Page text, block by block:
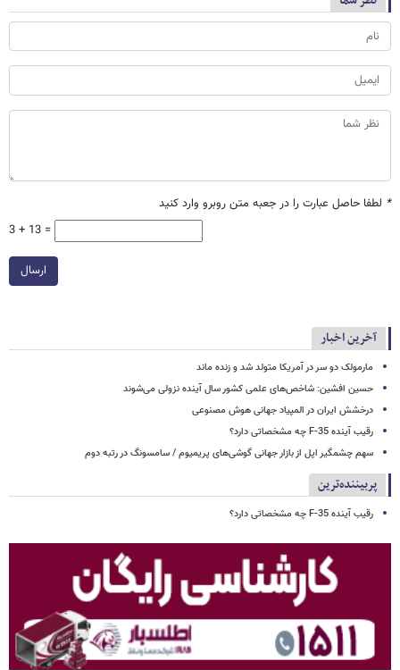
* لطفا حاصل عبارت را در جعبه متن روبرو وارد کنید
3 + 13 =
ارسال
آخرین اخبار
مارمولک دو سر در آمریکا متولد شد و زنده ماند
حسین افشین: شاخص‌های علمی کشور سال آینده نزولی می‌شوند
درخشش ایران در المپیاد جهانی هوش مصنوعی
رقیب آینده F-35 چه مشخصاتی دارد؟
سهم چشمگیر اپل از بازار جهانی گوشی‌های پریمیوم / سامسونگ در رتبه دوم
پربیننده‌ترین
رقیب آینده F-35 چه مشخصاتی دارد؟